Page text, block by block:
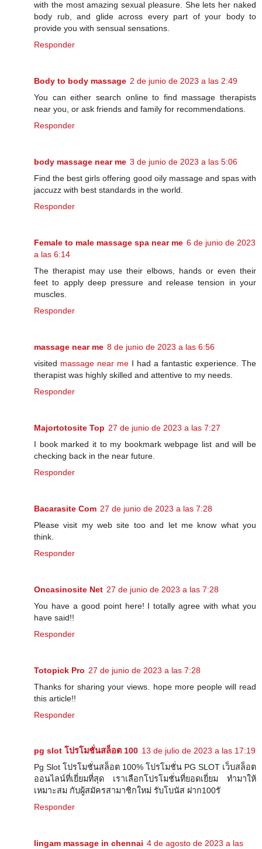
with the most amazing sexual pleasure. She lets her naked
body rub, and glide across every part of your body to
provide you with sensual sensations.
Responder
Body to body massage 2 de junio de 2023 a las 2:49
You can either search online to find massage therapists
near you, or ask friends and family for recommendations.
Responder
body massage near me 3 de junio de 2023 a las 5:06
Find the best girls offering good oily massage and spas with
jaccuzz with best standards in the world.
Responder
Female to male massage spa near me 6 de junio de 2023
a las 6:14
The therapist may use their elbows, hands or even their
feet to apply deep pressure and release tension in your
muscles.
Responder
massage near me 8 de junio de 2023 a las 6:56
visited massage near me I had a fantastic experience. The
therapist was highly skilled and attentive to my needs.
Responder
Majortotosite Top 27 de junio de 2023 a las 7:27
I book marked it to my bookmark webpage list and will be
checking back in the near future.
Responder
Bacarasite Com 27 de junio de 2023 a las 7:28
Please visit my web site too and let me know what you
think.
Responder
Oncasinosite Net 27 de junio de 2023 a las 7:28
You have a good point here! I totally agree with what you
have said!!
Responder
Totopick Pro 27 de junio de 2023 a las 7:28
Thanks for sharing your views. hope more people will read
this article!!
Responder
pg slot โปรโมชั่นสล็อต 100 13 de julio de 2023 a las 17:19
Pg Slot โปรโมชั่นสล็อต 100% โปรโมชั่น PG SLOT เว็บสล็อต
ออนไลน์ที่เยี่ยมที่สุด เราเลือกโปรโมชั่นที่ยอดเยี่ยม ทำมาให้
เหมาะสม กับผู้สมัครสามาชิกใหม่ รับโบนัส ฝาก100รั
Responder
lingam massage in chennai 4 de agosto de 2023 a las